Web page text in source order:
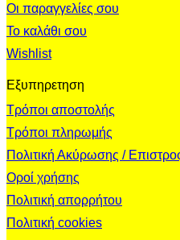
Οι παραγγελίες σου
Το καλάθι σου
Wishlist
Εξυπηρετηση
Τρόποι αποστολής
Τρόποι πληρωμής
Πολιτική Ακύρωσης /
Οροί χρήσης
Πολιτική απορρήτου
Πολιτική cookies